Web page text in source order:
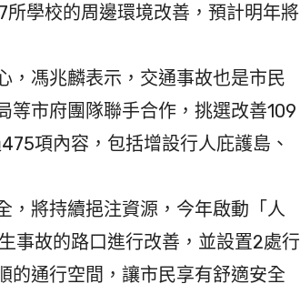
學校的周邊環境改善，預計明年將
馮兆麟表示，交通事故也是市民
等市府團隊聯手合作，挑選改善109
項內容，包括增設行人庇護島、
將持續挹注資源，今年啟動「人
事故的路口進行改善，並設置2處行
的通行空間，讓市民享有舒適安全